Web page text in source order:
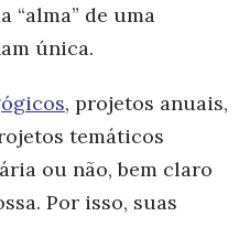
“alma” de uma
única.
, projetos anuais,
temáticos
ou não, bem claro
Por isso, suas